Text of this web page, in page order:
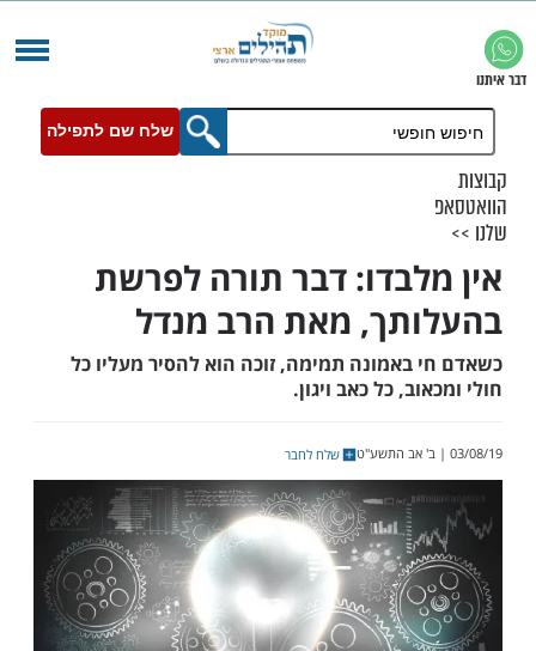
שלח שם לתפילה
דבר תורה לפרשת
מאת הרב מנדל
באמונה תמימה, זוכה הוא להסיר מעליו כל
כל כאב ויגון.
שלח לחבר